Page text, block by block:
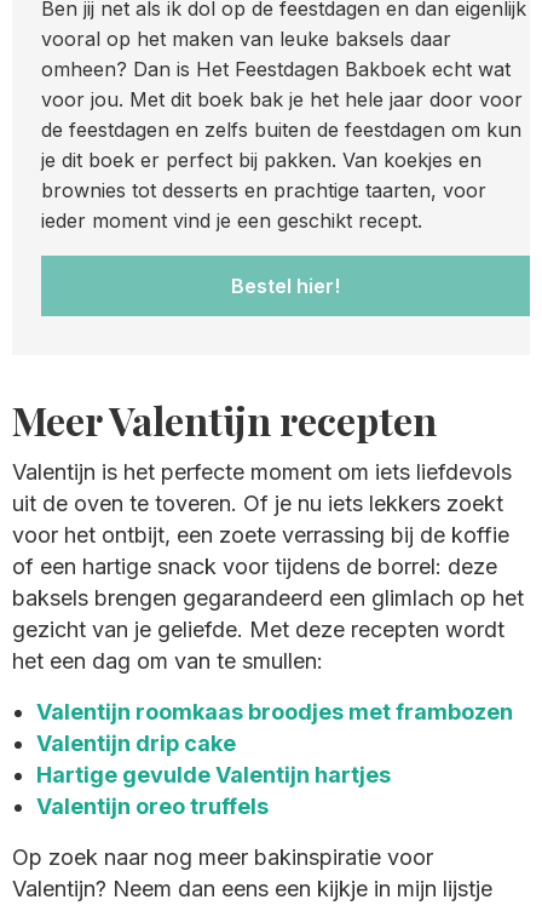
Ben jij net als ik dol op de feestdagen en dan eigenlijk
vooral op het maken van leuke baksels daar
omheen? Dan is Het Feestdagen Bakboek echt wat
voor jou. Met dit boek bak je het hele jaar door voor
de feestdagen en zelfs buiten de feestdagen om kun
je dit boek er perfect bij pakken. Van koekjes en
brownies tot desserts en prachtige taarten, voor
ieder moment vind je een geschikt recept.
Bestel hier!
Meer Valentijn recepten
Valentijn is het perfecte moment om iets liefdevols
uit de oven te toveren. Of je nu iets lekkers zoekt
voor het ontbijt, een zoete verrassing bij de koffie
of een hartige snack voor tijdens de borrel: deze
baksels brengen gegarandeerd een glimlach op het
gezicht van je geliefde. Met deze recepten wordt
het een dag om van te smullen:
Valentijn roomkaas broodjes met frambozen
Valentijn drip cake
Hartige gevulde Valentijn hartjes
Valentijn oreo truffels
Op zoek naar nog meer bakinspiratie voor
Valentijn? Neem dan eens een kijkje in mijn lijstje